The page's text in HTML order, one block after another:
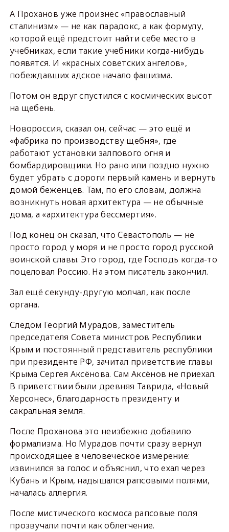
А Проханов уже произнёс «православный
сталинизм» — не как парадокс, а как формулу,
которой ещё предстоит найти себе место в
учебниках, если такие учебники когда-нибудь
появятся. И «красных советских ангелов»,
побеждавших адское начало фашизма.
Потом он вдруг спустился с космических высот
на щебень.
Новороссия, сказал он, сейчас — это ещё и
«фабрика по производству щебня», где
работают установки залпового огня и
бомбардировщики. Но рано или поздно нужно
будет убрать с дороги первый камень и вернуть
домой беженцев. Там, по его словам, должна
возникнуть новая архитектура — не обычные
дома, а «архитектура бессмертия».
Под конец он сказал, что Севастополь — не
просто город у моря и не просто город русской
воинской славы. Это город, где Господь когда-то
поцеловал Россию. На этом писатель закончил.
Зал ещё секунду-другую молчал, как после
органа.
Следом Георгий Мурадов, заместитель
председателя Совета министров Республики
Крым и постоянный представитель республики
при президенте РФ, зачитал приветствие главы
Крыма Сергея Аксёнова. Сам Аксёнов не приехал.
В приветствии были древняя Таврида, «Новый
Херсонес», благодарность президенту и
сакральная земля.
После Проханова это неизбежно добавило
формализма. Но Мурадов почти сразу вернул
происходящее в человеческое измерение:
извинился за голос и объяснил, что ехал через
Кубань и Крым, надышался рапсовыми полями,
началась аллергия.
После мистического космоса рапсовые поля
прозвучали почти как облегчение.